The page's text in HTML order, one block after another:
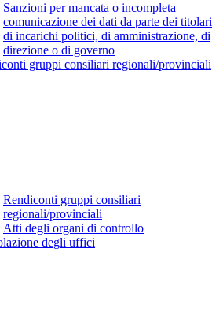
Sanzioni per mancata o incompleta
comunicazione dei dati da parte dei titolari
di incarichi politici, di amministrazione, di
direzione o di governo
gruppi consiliari regionali/provinciali
Rendiconti gruppi consiliari
regionali/provinciali
Atti degli organi di controllo
degli uffici